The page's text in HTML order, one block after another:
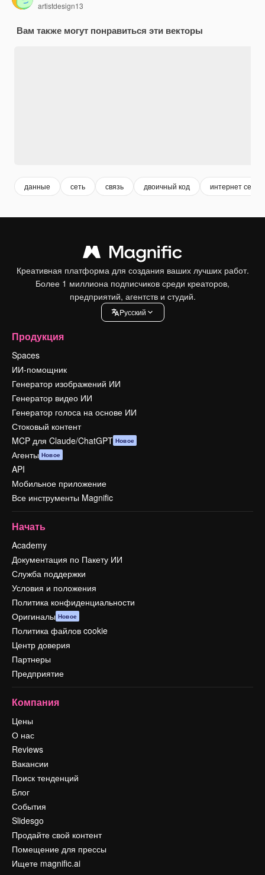
artistdesign13
Вам также могут понравиться эти векторы
данные сеть связь двоичный код интернет сеть
Креативная платформа для создания ваших лучших работ.
Более 1 миллиона подписчиков среди креаторов,
предприятий, агентств и студий.
Pусский
Продукция
Spaces
ИИ-помощник
Генератор изображений ИИ
Генератор видео ИИ
Генератор голоса на основе ИИ
Стоковый контент
MCP для Claude/ChatGPT Новое
Агенты Новое
API
Мобильное приложение
Все инструменты Magnific
Начать
Academy
Документация по Пакету ИИ
Служба поддержки
Условия и положения
Политика конфиденциальности
Оригиналы Новое
Политика файлов cookie
Центр доверия
Партнеры
Предприятие
Компания
Цены
О нас
Reviews
Вакансии
Поиск тенденций
Блог
События
Slidesgo
Продайте свой контент
Помещение для прессы
Ищете magnific.ai